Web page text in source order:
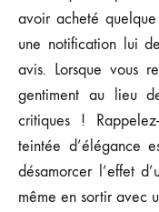
avoir acheté quelque
une notification lui
avis. Lorsque vous
gentiment au lieu
critiques !
teintée d’élégance
désamorcer l’effet
même en sortir avec